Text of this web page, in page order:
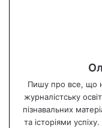
Пишу про все, що
журналістську
пізнавальних
та історіями